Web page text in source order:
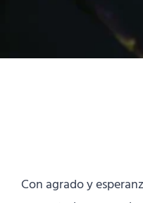
Con agrado y